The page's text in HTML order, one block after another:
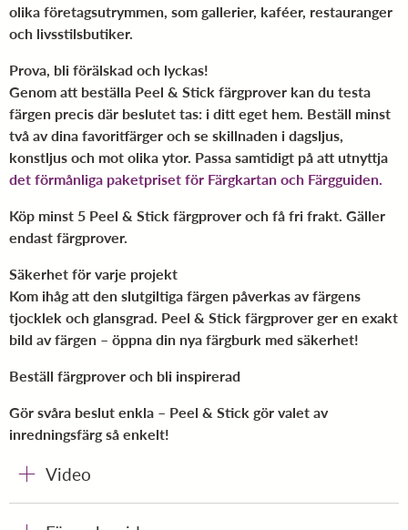
olika företagsutrymmen, som gallerier, kaféer, restauranger
och livsstilsbutiker.
Prova, bli förälskad och lyckas!
Genom att beställa Peel & Stick färgprover kan du testa
färgen precis där beslutet tas: i ditt eget hem. Beställ minst
två av dina favoritfärger och se skillnaden i dagsljus,
konstljus och mot olika ytor. Passa samtidigt på att utnyttja
det förmånliga paketpriset för Färgkartan och Färgguiden.
Köp minst 5 Peel & Stick färgprover och få fri frakt. Gäller
endast färgprover.
Säkerhet för varje projekt
Kom ihåg att den slutgiltiga färgen påverkas av färgens
tjocklek och glansgrad. Peel & Stick färgprover ger en exakt
bild av färgen – öppna din nya färgburk med säkerhet!
Beställ färgprover och bli inspirerad
Gör svåra beslut enkla – Peel & Stick gör valet av
inredningsfärg så enkelt!
Video